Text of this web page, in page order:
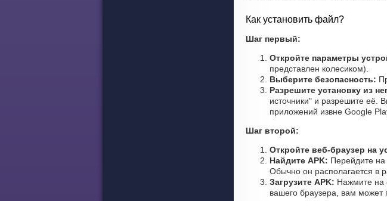
Как установить файл?
Шаг первый:
Откройте параметры
представлен колесиком).
Выберите безопасность:
Разрешите установку из
источники" и разрешите её.
приложений извне Google
Шаг второй:
Откройте веб-браузер на
Найдите APK: Перейдите на
Обычно он располагается в
Загрузите APK: Нажмите на
вашего браузера, вам может